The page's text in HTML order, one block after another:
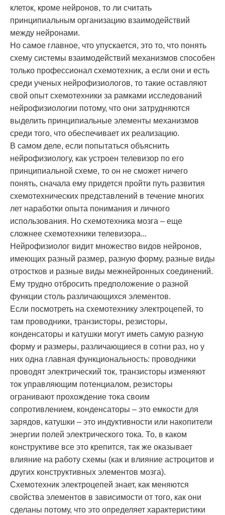
клеток, кроме нейронов, то ли считать
принципиальным организацию взаимодействий
между нейронами.
Но самое главное, что упускается, это то, что понять
схему системы взаимодействий механизмов способен
только профессионал схемотехник, а если они и есть
среди ученых нейрофизиологов, то такие оставляют
свой опыт схемотехники за рамками исследований
нейрофизиологии потому, что они затрудняются
выделить принципиальные элементы механизмов
среди того, что обеспечивает их реализацию.
В самом деле, если попытаться объяснить
нейрофизиологу, как устроен телевизор по его
принципиальной схеме, то он не сможет ничего
понять, сначала ему придется пройти путь развития
схемотехнических представлений в течение многих
лет наработки опыта понимания и личного
использования. Но схемотехника мозга – еще
сложнее схемотехники телевизора...
Нейрофизиолог видит множество видов нейронов,
имеющих разный размер, разную форму, разные виды
отростков и разные виды межнейронных соединений.
Ему трудно отбросить предположение о разной
функции столь различающихся элементов.
Если посмотреть на схемотехнику электроцепей, то
там проводники, транзисторы, резисторы,
конденсаторы и катушки могут иметь самую разную
форму и размеры, различающиеся в сотни раз, но у
них одна главная функциональность: проводники
проводят электрический ток, транзисторы изменяют
ток управляющим потенциалом, резисторы
огранивают прохождение тока своим
сопротивлением, конденсаторы – это емкости для
зарядов, катушки – это индуктивности или накопители
энергии полей электрического тока. То, в каком
конструктиве все это крепится, так же оказывает
влияние на работу схемы (как и влияние астроцитов и
других конструктивных элементов мозга).
Схемотехник электроцепей знает, как меняются
свойства элементов в зависимости от того, как они
сделаны потому, что это определяет характеристики